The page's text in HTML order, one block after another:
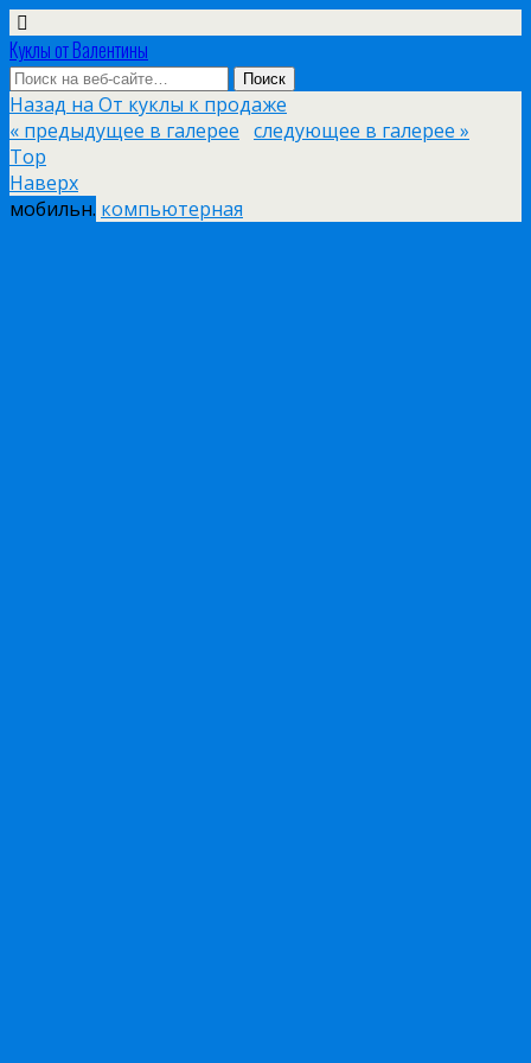
Куклы от Валентины
Назад на От куклы к продаже
« предыдущее в галерее следующее в галерее »
Top
Наверх
мобильн. компьютерная